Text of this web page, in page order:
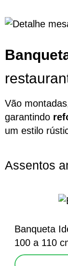
Vão
garantindo
um estilo
Assentos
Banqueta
100 a 110